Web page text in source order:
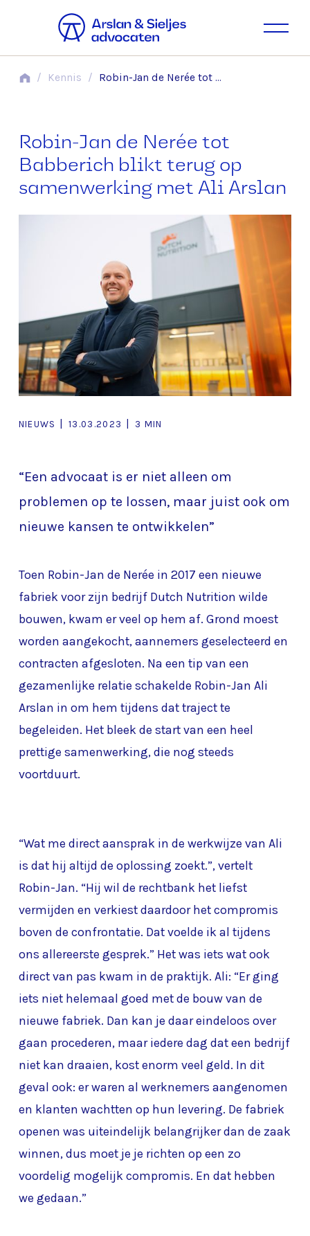
/ Kennis / Robin-Jan de Nerée tot Babberich blikt terug op samenwerking met Ali Arslan
Robin-Jan de Nerée tot
Babberich blikt terug op
samenwerking met Ali Arslan
NIEUWS 13.03.2023 3 MIN
“Een advocaat is er niet alleen om
problemen op te lossen, maar juist ook om
nieuwe kansen te ontwikkelen”
Toen Robin-Jan de Nerée in 2017 een nieuwe
fabriek voor zijn bedrijf Dutch Nutrition wilde
bouwen, kwam er veel op hem af. Grond moest
worden aangekocht, aannemers geselecteerd en
contracten afgesloten. Na een tip van een
gezamenlijke relatie schakelde Robin-Jan Ali
Arslan in om hem tijdens dat traject te
begeleiden. Het bleek de start van een heel
prettige samenwerking, die nog steeds
voortduurt.
“Wat me direct aansprak in de werkwijze van Ali
is dat hij altijd de oplossing zoekt.”, vertelt
Robin-Jan. “Hij wil de rechtbank het liefst
vermijden en verkiest daardoor het compromis
boven de confrontatie. Dat voelde ik al tijdens
ons allereerste gesprek.” Het was iets wat ook
direct van pas kwam in de praktijk. Ali: “Er ging
iets niet helemaal goed met de bouw van de
nieuwe fabriek. Dan kan je daar eindeloos over
gaan procederen, maar iedere dag dat een bedrijf
niet kan draaien, kost enorm veel geld. In dit
geval ook: er waren al werknemers aangenomen
en klanten wachtten op hun levering. De fabriek
openen was uiteindelijk belangrijker dan de zaak
winnen, dus moet je je richten op een zo
voordelig mogelijk compromis. En dat hebben
we gedaan.”